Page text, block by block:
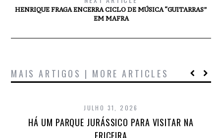
HENRIQUE FRAGA ENCERRA CICLO DE MÚSICA “GUITARRAS”
EM MAFRA
MAIS ARTIGOS | MORE ARTICLES
JULHO 31, 2026
HÁ UM PARQUE JURÁSSICO PARA VISITAR NA